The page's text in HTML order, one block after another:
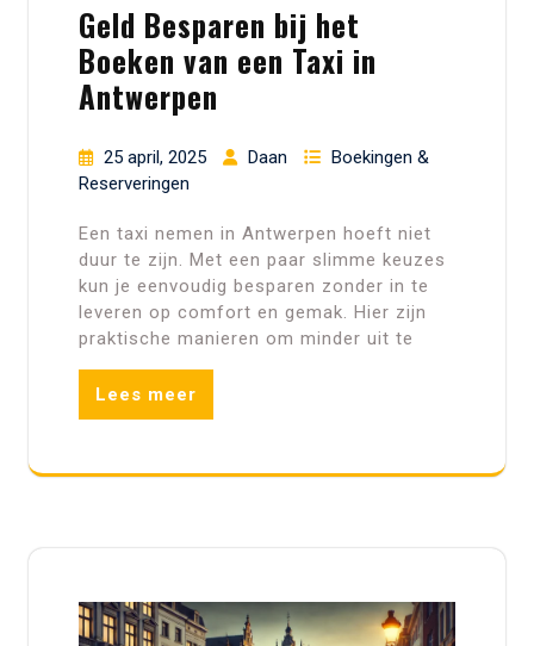
Geld Besparen bij het
Boeken van een Taxi in
Antwerpen
25 april, 2025 Daan
Boekingen &
Reserveringen
Een taxi nemen in Antwerpen hoeft niet
duur te zijn. Met een paar slimme keuzes
kun je eenvoudig besparen zonder in te
leveren op comfort en gemak. Hier zijn
praktische manieren om minder uit te
Lees meer